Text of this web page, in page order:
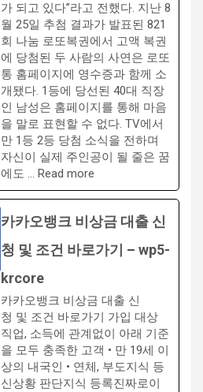
가 되고 있다”라고 전했다. 지난 8
월 25일 추첨 결과가 발표된 821
회 나눔 로또복권에서 고액 복권
에 당첨된 두 사람의 사연은 로또
통 홈페이지에 영수증과 함께 소
개됐다. 1등에 당선된 40대 직장
인 남성은 홈페이지를 통해 마음
을 말로 표현할 수 없다. TV에서
만 1등 2등 당첨 소식을 전하며
자신이 실제 주인공이 될 줄은 꿈
에도 … Read more
카카오뱅크 비상금 대출 신
청 및 조건 바로가기 – wp5-
krcore
카카오뱅크 비상금 대출 신
청 및 조건 바로가기 가입 대상
직업, 소득에 관계없이 아래 기준
을 모두 충족한 고객 • 만 19세 이
상의 내국인 • 연체, 부도지식 등
신상황 판단지식 등록진짜로이